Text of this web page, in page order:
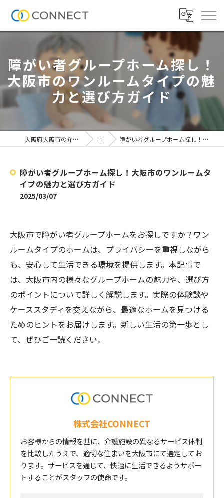
障がい者グループホーム探し！
大阪市のワンルームタイプの魅
力と選び方ガイド
大阪府大阪市の介護施設なら株式会社CONNECT コラム 障がい者グループホーム探し！大阪市のワンルームタイプの魅力と選び方ガイド
障がい者グループホーム探し！大阪市のワンルームタ
イプの魅力と選び方ガイド
2025/03/07
大阪市で障がい者グループホームをお探しですか？ワン
ルームタイプのホームは、プライバシーを重視しながら
も、安心して生活できる環境を提供します。本記事で
は、大阪市内の様々なグループホームの魅力や、選び方
のポイントについて詳しく解説します。実際の体験談や
ケーススタディを交えながら、最適なホームを見つける
ためのヒントをお届けします。新しい生活の第一歩とし
て、ぜひご一読ください。
株式会社CONNECT
お客様からの情報を基に、介護施設の異なるサービス体制
を比較したうえで、適切な住まいを大阪市にて選定してお
ります。サービスを通じて、快適に生活できるようサポー
トすることがスタッフの使命です。